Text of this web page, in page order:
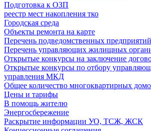
Подготовка к ОЗП
реестр мест накопления тко
Городская среда
Объекты ремонта на карте
Перечень подведомственных предприятий
Перечень управляющих жилищных
Открытые конкурсы на заключение
Открытые конкурсы по отбору
управления МКД
Общее количество многоквартирных
Цены и тарифы
В помощь жителю
Энергосбережение
Раскрытие информации УО, ТСЖ, ЖСК